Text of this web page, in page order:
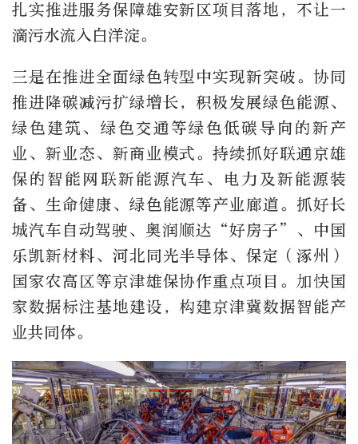
扎实推进服务保障雄安新区项目落地，不让一
滴污水流入白洋淀。
三是在推进全面绿色转型中实现新突破。协同
推进降碳减污扩绿增长，积极发展绿色能源、
绿色建筑、绿色交通等绿色低碳导向的新产
业、新业态、新商业模式。持续抓好联通京雄
保的智能网联新能源汽车、电力及新能源装
备、生命健康、绿色能源等产业廊道。抓好长
城汽车自动驾驶、奥润顺达“好房子”、中国
乐凯新材料、河北同光半导体、保定（涿州）
国家农高区等京津雄保协作重点项目。加快国
家数据标注基地建设，构建京津冀数据智能产
业共同体。